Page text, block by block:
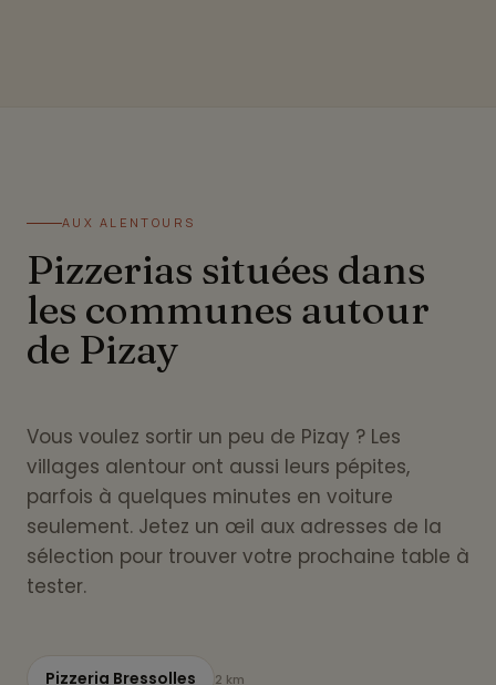
AUX ALENTOURS
Pizzerias situées dans
les communes autour
de Pizay
Vous voulez sortir un peu de Pizay ? Les
villages alentour ont aussi leurs pépites,
parfois à quelques minutes en voiture
seulement. Jetez un œil aux adresses de la
sélection pour trouver votre prochaine table à
tester.
Pizzeria Bressolles 2 km